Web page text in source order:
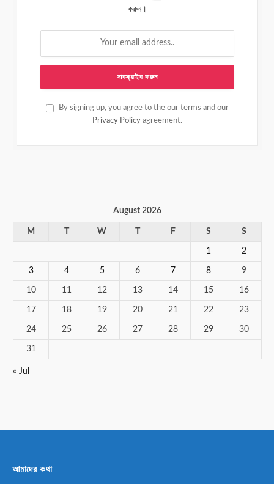
করুন।
By signing up, you agree to the our terms and our
Privacy Policy agreement.
August 2026
M T W T F S S
1 2
3 4 5 6 7 8 9
10 11 12 13 14 15 16
17 18 19 20 21 22 23
24 25 26 27 28 29 30
31
« Jul
আমাদের কথা